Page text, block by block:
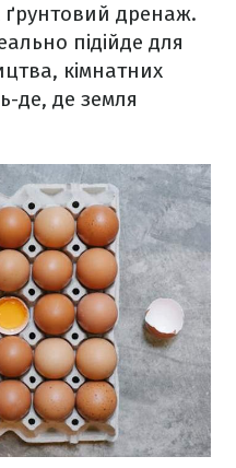
ґрунтовий дренаж.
підійде для
кімнатних
де, де земля